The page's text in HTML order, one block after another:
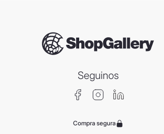
Seguinos
Compra segura